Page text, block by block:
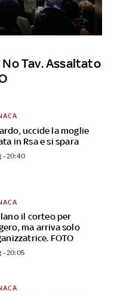
Tav. Assaltato
uccide la moglie
in Rsa e si spara
- 20:40
il corteo per
ma arriva solo
FOTO
- 20:05